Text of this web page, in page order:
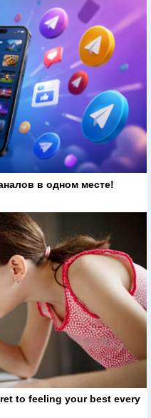
в одном месте!
to feeling your best every